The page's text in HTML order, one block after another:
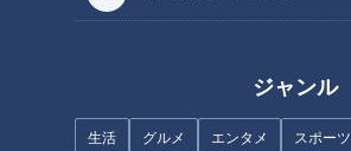
ジャンル
生活 グルメ エンタメ スポーツ